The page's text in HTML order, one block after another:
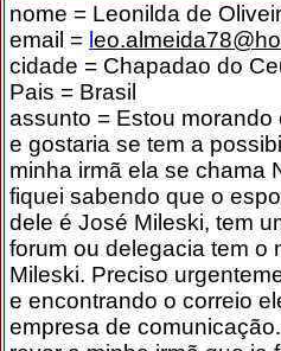
nome = Leonilda de
email =
cidade = Chapadao do
Pais = Brasil
assunto = Estou
e gostaria se tem a
minha irmã ela se chama
fiquei sabendo que o
dele é José Mileski, tem
forum ou delegacia tem o
Mileski. Preciso
e encontrando o correio
empresa de